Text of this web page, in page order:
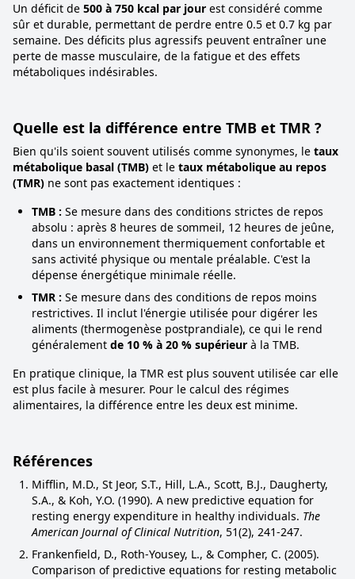
Un déficit de 500 à 750 kcal par jour est considéré comme
sûr et durable, permettant de perdre entre 0.5 et 0.7 kg par
semaine. Des déficits plus agressifs peuvent entraîner une
perte de masse musculaire, de la fatigue et des effets
métaboliques indésirables.
Quelle est la différence entre TMB et TMR ?
Bien qu'ils soient souvent utilisés comme synonymes, le taux
métabolique basal (TMB) et le taux métabolique au repos
(TMR) ne sont pas exactement identiques :
TMB : Se mesure dans des conditions strictes de repos
absolu : après 8 heures de sommeil, 12 heures de jeûne,
dans un environnement thermiquement confortable et
sans activité physique ou mentale préalable. C'est la
dépense énergétique minimale réelle.
TMR : Se mesure dans des conditions de repos moins
restrictives. Il inclut l'énergie utilisée pour digérer les
aliments (thermogenèse postprandiale), ce qui le rend
généralement de 10 % à 20 % supérieur à la TMB.
En pratique clinique, la TMR est plus souvent utilisée car elle
est plus facile à mesurer. Pour le calcul des régimes
alimentaires, la différence entre les deux est minime.
Références
Mifflin, M.D., St Jeor, S.T., Hill, L.A., Scott, B.J., Daugherty,
S.A., & Koh, Y.O. (1990). A new predictive equation for
resting energy expenditure in healthy individuals. The
American Journal of Clinical Nutrition, 51(2), 241-247.
Frankenfield, D., Roth-Yousey, L., & Compher, C. (2005).
Comparison of predictive equations for resting metabolic